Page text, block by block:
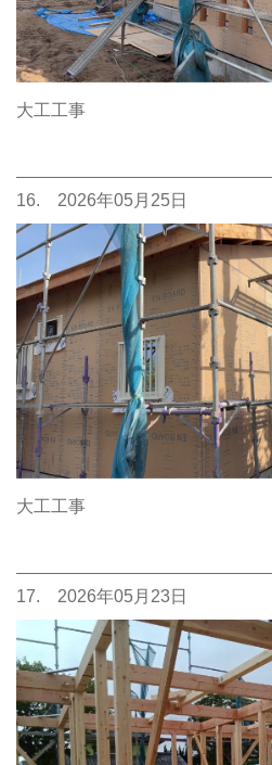
大工工事
16. 2026年05月25日
大工工事
17. 2026年05月23日